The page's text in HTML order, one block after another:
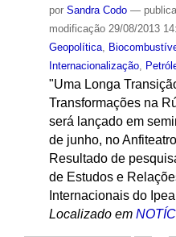
por Sandra Codo —
modificação29/08/2013
Geopolítica,
Internacionalização,
"Uma Longa
Transformações na
será lançado em
de junho, no
Resultado de
de Estudos e
Internacionais do
Localizado em